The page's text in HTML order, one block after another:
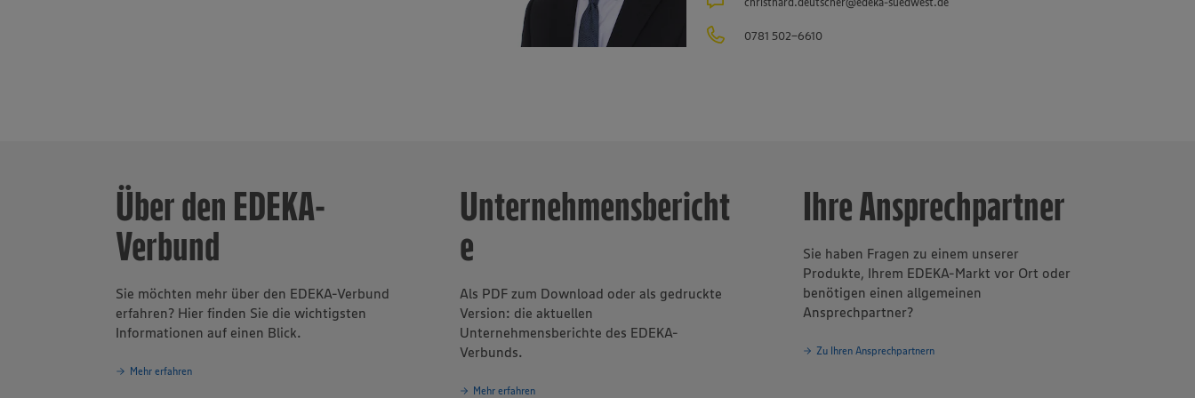
Partnerbetrieben der regionalen Landwirtschaft im Überblick gibt es unter
www.zukunftleben.de/regionale-partnerschaften . Der Unternehmensverbund, inklusive des
selbständigen Einzelhandels, ist mit rund 47.000 Mitarbeitenden, darunter etwa 3.400
0781 502-6610
Über den EDEKA-
Verbund
Sie möchten mehr über den EDEKA-Verbund
erfahren? Hier finden Sie die wichtigsten
Informationen auf einen Blick.
Mehr erfahren
Unternehmensbericht
e
Als PDF zum Download oder als gedruckte
Version: die aktuellen
Unternehmensberichte des EDEKA-
Verbunds.
Mehr erfahren
Ihre Ansprechpartner
Sie haben Fragen zu einem unserer
Produkte, Ihrem EDEKA-Markt vor Ort oder
benötigen einen allgemeinen
Ansprechpartner?
Zu Ihren Ansprechpartnern